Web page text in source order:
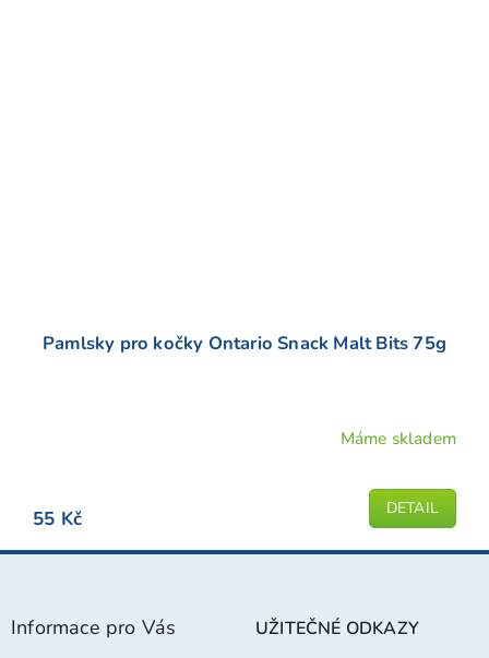
Pamlsky pro kočky Ontario Snack Malt Bits 75g
Máme skladem
55 Kč DETAIL
Z
Informace pro Vás UŽITEČNÉ ODKAZY